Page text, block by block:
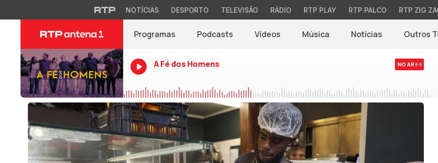
NOTÍCIAS DESPORTO TELEVISÃO RÁDIO RTP PLAY RTP PALCO RTP ZIG
Programas Podcasts Vídeos Música Notícias(abre em nova
Outros
A Fé dos Homens NO AR